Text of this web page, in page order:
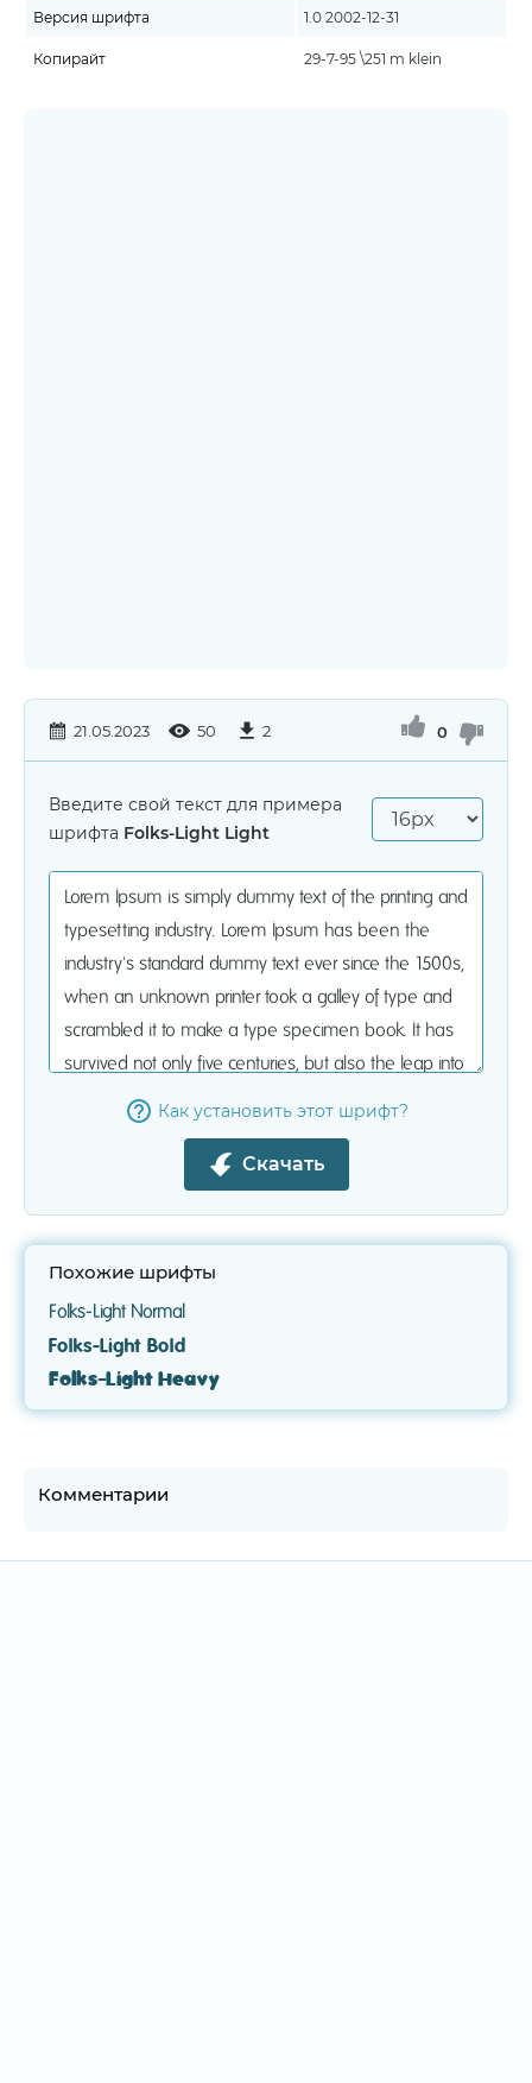
Версия шрифта 1.0 2002-12-31
Копирайт 29-7-95 \251 m klein
21.05.2023 50 2 0
Введите свой текст для примера
шрифта Folks-Light Light
Как установить этот шрифт?
Скачать
Похожие шрифты
Folks-Light Normal
Folks-Light Bold
Folks-Light Heavy
Комментарии